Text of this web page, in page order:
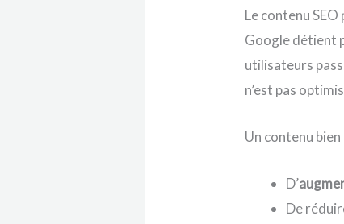
Le contenu
Google détient
utilisateurs
n’est pas
Un contenu
D’
De